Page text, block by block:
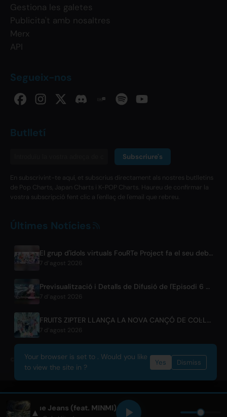
Gestiona les galetes
Publicita't amb nosaltres
Merx
API
Segueix-nos
Butlletí
Subscriure's
En subscrivint-te aquí, et subscrius directament als nostres butlletins
de Pop Charts, Japan Charts i K-POP Charts. Haureu de confirmar la
vostra subscripció fent clic a l'enllaç de l'email que rebreu.
Últimes Notícies
El grup d'ídols virtuals FouRTe Project fa el seu debut amb l'àlbum 'ALL IN' produït per ☆Taku Takahashi de m-flo
7 d’agost 2026
Previsualització i Detalls de Difusió de l'Episodi 6 de BLACK TORCH
7 d’agost 2026
FRUITS ZIPTER LLANÇA LA NOVA CANÇÓ DE COL·LABORACIÓ '1,2,3,FOOOOUR'
7 d’agost 2026
© 2026 OnlyHit. All rights reserved. - Metadata provided byACRCloud
▲
Blue Jeans (feat. MINMI)
Your browser is set to . Would you like
to view the site in ?
Yes Dismiss